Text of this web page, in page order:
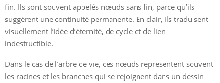
fin. Ils sont souvent appelés nœuds sans fin, parce qu’ils
suggèrent une continuité permanente. En clair, ils traduisent
visuellement l’idée d’éternité, de cycle et de lien
indestructible.
Dans le cas de l’arbre de vie, ces nœuds représentent souvent
les racines et les branches qui se rejoignent dans un dessin